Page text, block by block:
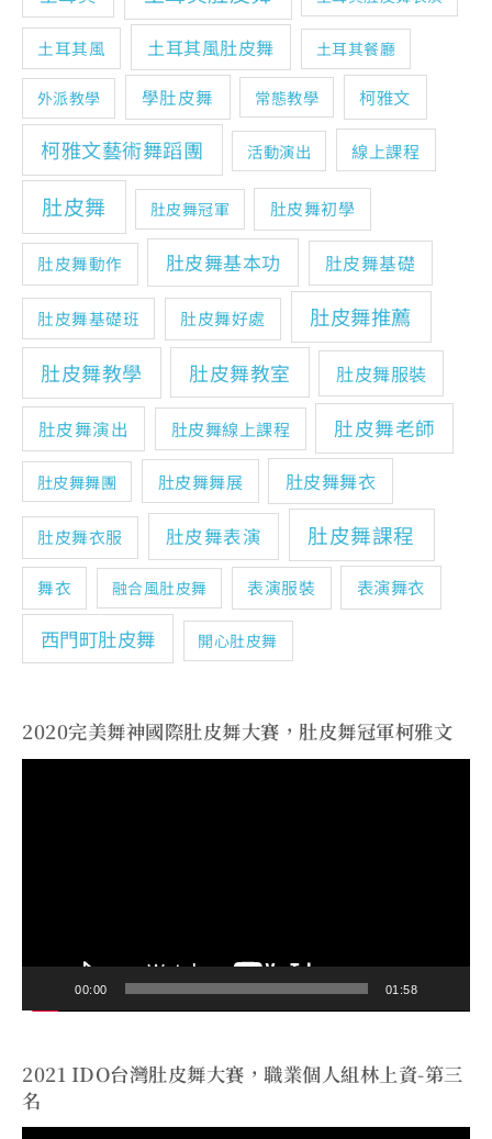
土耳其風 土耳其風肚皮舞 土耳其餐廳
外派教學 學肚皮舞 常態教學 柯雅文
柯雅文藝術舞蹈團 活動演出 線上課程
肚皮舞 肚皮舞冠軍 肚皮舞初學
肚皮舞動作 肚皮舞基本功 肚皮舞基礎
肚皮舞基礎班 肚皮舞好處
肚皮舞推薦
肚皮舞教學
肚皮舞教室 肚皮舞服裝
肚皮舞演出 肚皮舞線上課程 肚皮舞老師
肚皮舞舞團 肚皮舞舞展 肚皮舞舞衣
肚皮舞衣服 肚皮舞表演 肚皮舞課程
舞衣 融合風肚皮舞 表演服裝 表演舞衣
西門町肚皮舞 開心肚皮舞
2020完美舞神國際肚皮舞大賽，肚皮舞冠軍柯雅文
00:00 01:58
2021 IDO台灣肚皮舞大賽，職業個人組林上資-第三
名